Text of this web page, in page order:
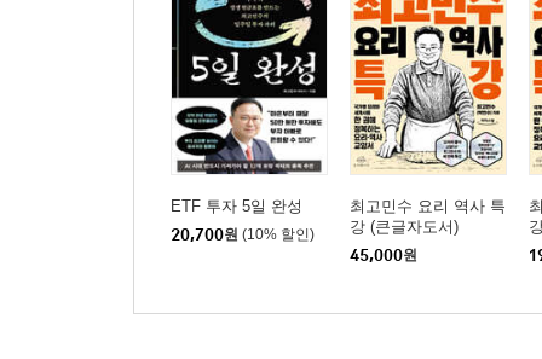
ETF 투자 5일 완성
20,700원 (10% 할인)
최고민수 요리 역사 특
강 (큰글자도서)
45,000원